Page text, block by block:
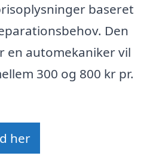
baseret
Den
en automekaniker vil
300 og 800 kr pr.
her